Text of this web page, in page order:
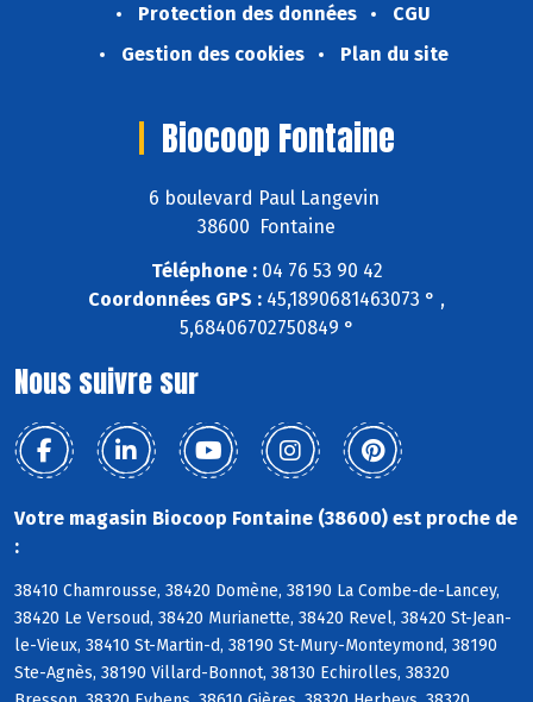
Protection des données
CGU
Gestion des cookies
Plan du site
Biocoop Fontaine
6 boulevard Paul Langevin
38600 Fontaine
Téléphone :04 76 53 90 42
Coordonnées GPS : 45,1890681463073 ° ,
5,68406702750849 °
Nous suivre sur
Votre magasin Biocoop Fontaine (38600) est proche de
:
38410 Chamrousse, 38420 Domène, 38190 La Combe-de-Lancey,
38420 Le Versoud, 38420 Murianette, 38420 Revel, 38420 St-Jean-
le-Vieux, 38410 St-Martin-d, 38190 St-Mury-Monteymond, 38190
Ste-Agnès, 38190 Villard-Bonnot, 38130 Echirolles, 38320